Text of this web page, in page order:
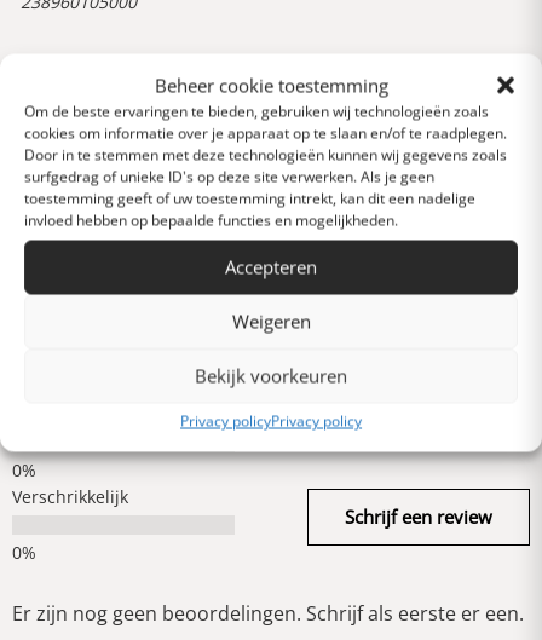
Beheer cookie toestemming
Om de beste ervaringen te bieden, gebruiken wij technologieën zoals
cookies om informatie over je apparaat op te slaan en/of te raadplegen.
Door in te stemmen met deze technologieën kunnen wij gegevens zoals
surfgedrag of unieke ID's op deze site verwerken. Als je geen
toestemming geeft of uw toestemming intrekt, kan dit een nadelige
invloed hebben op bepaalde functies en mogelijkheden.
Accepteren
Weigeren
Bekijk voorkeuren
Privacy policyPrivacy policy
0 van 5 sterren (op
basis van 0 reviews)
Uitstekend
Heel goed
Verschrikkelijk
Schrijf een review
Er zijn nog geen beoordelingen. Schrijf als eerste er een.